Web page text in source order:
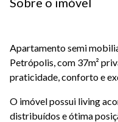
Apartamento semi
Petrópolis, com 37m²
praticidade, conforto e
O imóvel possui living
distribuídos e ótima